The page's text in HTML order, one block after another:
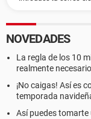
NOVEDADES
La regla de los 10
realmente
¡No caigas! Así es
temporada
Así puedes tomarte